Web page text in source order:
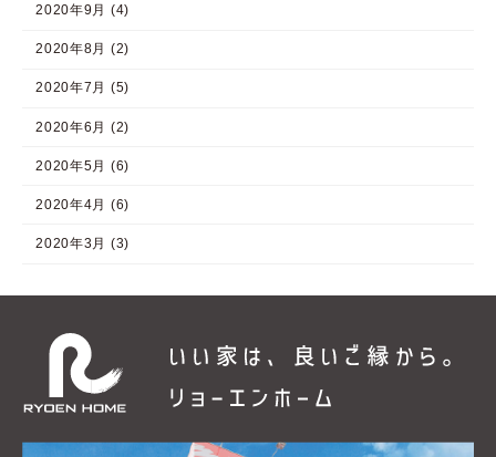
2020年9月 (4)
2020年8月 (2)
2020年7月 (5)
2020年6月 (2)
2020年5月 (6)
2020年4月 (6)
2020年3月 (3)